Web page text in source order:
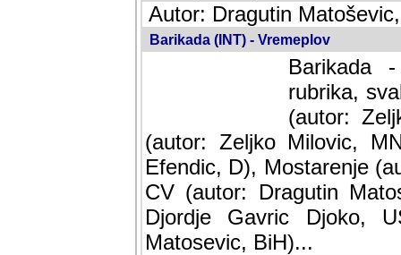
Autor: Dragutin
Barikada (INT) - Vremeplov
Barikada
rubrika,
(autor:
(autor: Zeljko Milovic,
Efendic, D), Mostarenje
CV (autor: Dragutin
Djordje Gavric Djoko,
Matosevic, BiH)...